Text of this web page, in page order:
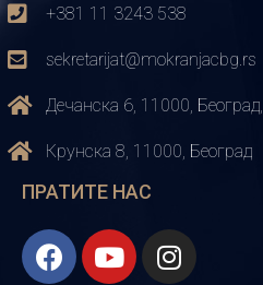
+381 11 3243 538
sekretarijat@mokranjacbg.rs
Дечанска 6, 11000, Београд,
Крунска 8, 11000, Београд
ПРАТИТЕ НАС